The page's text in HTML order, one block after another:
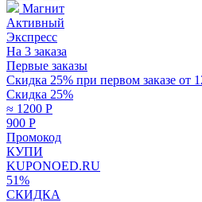
Магнит
Активный
Экспресс
На 3 заказа
Первые заказы
Скидка 25% при первом заказе от
Скидка 25%
≈ 1200 Р
900 Р
Промокод
КУПИ
KUPONOED.RU
51%
СКИДКА